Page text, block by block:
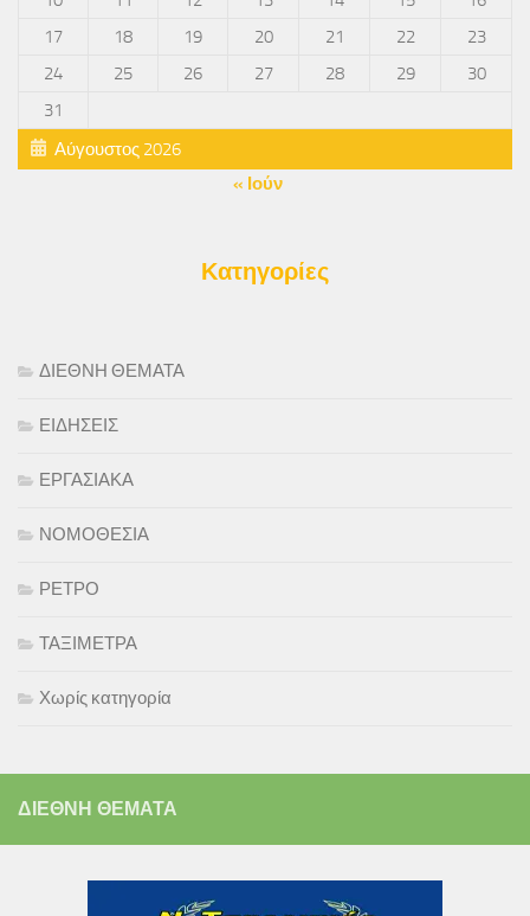
Αύγουστος 2026
17
18 19 20 21 22
23
24
25 26 27 28 29
30
31
« Ιούν
Κατηγορίες
ΔΙΕΘΝΗ ΘΕΜΑΤΑ
ΕΙΔΗΣΕΙΣ
ΕΡΓΑΣΙΑΚΑ
ΝΟΜΟΘΕΣΙΑ
ΡΕΤΡΟ
ΤΑΞΙΜΕΤΡΑ
Χωρίς κατηγορία
ΔΙΕΘΝΗ ΘΕΜΑΤΑ